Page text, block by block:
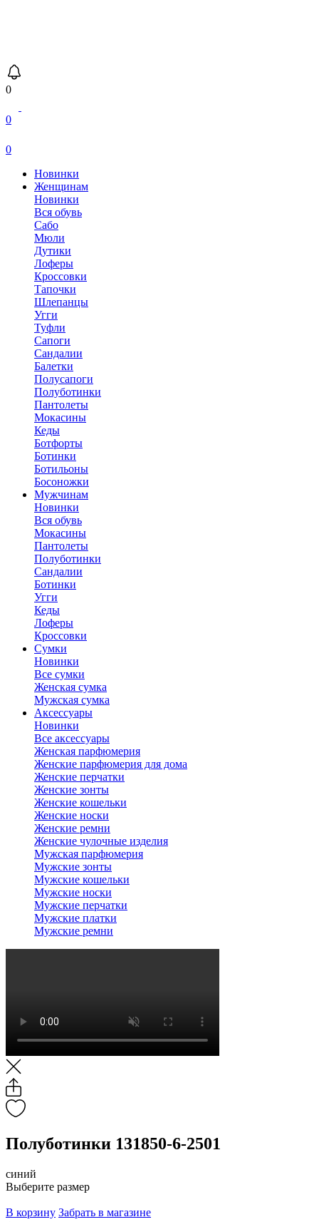
0
0
0
Новинки
Женщинам
Новинки
Вся обувь
Сабо
Мюли
Дутики
Лоферы
Кроссовки
Тапочки
Шлепанцы
Угги
Туфли
Сапоги
Сандалии
Балетки
Полусапоги
Полуботинки
Пантолеты
Мокасины
Кеды
Ботфорты
Ботинки
Ботильоны
Босоножки
Мужчинам
Новинки
Вся обувь
Мокасины
Пантолеты
Полуботинки
Сандалии
Ботинки
Угги
Кеды
Лоферы
Кроссовки
Сумки
Новинки
Все сумки
Женская сумка
Мужская сумка
Аксессуары
Новинки
Все аксессуары
Женская парфюмерия
Женские парфюмерия для дома
Женские перчатки
Женские зонты
Женские кошельки
Женские носки
Женские ремни
Женские чулочные изделия
Мужская парфюмерия
Мужские зонты
Мужские кошельки
Мужские носки
Мужские перчатки
Мужские платки
Мужские ремни
Полуботинки 131850-6-2501
синий
Выберите размер
В корзину Забрать в магазине